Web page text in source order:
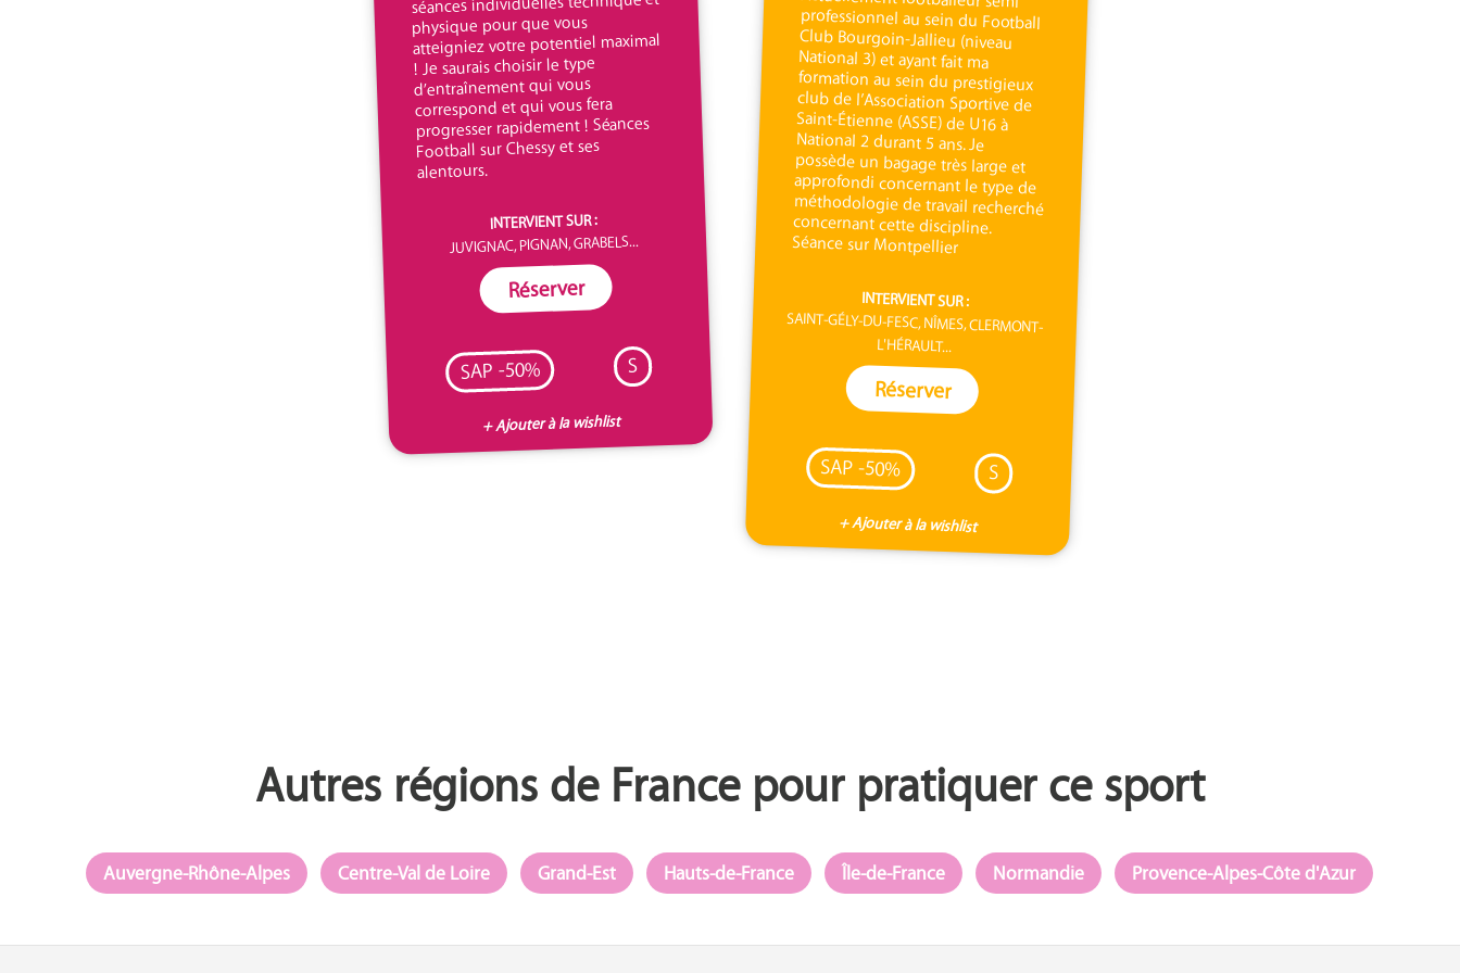
physique pour que vous
atteigniez votre potentiel maximal
! Je saurais choisir le type
d’entraînement qui vous
correspond et qui vous fera
progresser rapidement ! Séances
Football sur Chessy et ses
alentours.
INTERVIENT SUR :
JUVIGNAC, PIGNAN, GRABELS...
Réserver
SAP -50% S
+ Ajouter à la wishlist
Séance sur Montpellier
INTERVIENT SUR :
SAINT-GÉLY-DU-FESC, NÎMES, CLERMONT-
L'HÉRAULT...
Réserver
SAP -50% S
+ Ajouter à la wishlist
Autres régions de France pour pratiquer ce sport
Auvergne-Rhône-Alpes Centre-Val de Loire Grand-Est Hauts-de-France Île-de-France Normandie Provence-Alpes-Côte d'Azur